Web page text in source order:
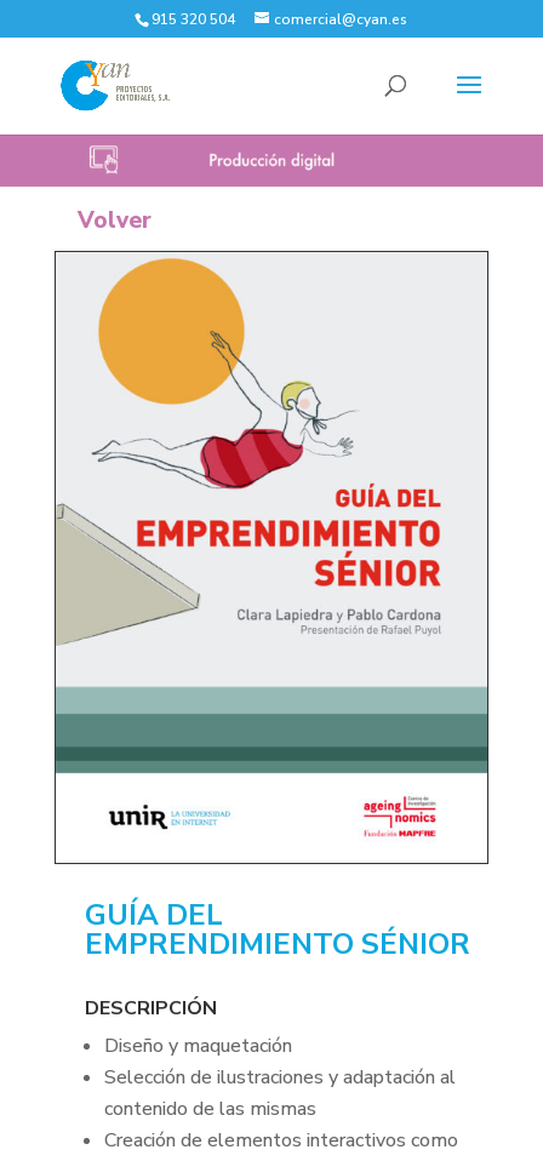
915 320 504 comercial@cyan.es
Volver
GUÍA DEL
EMPRENDIMIENTO SÉNIOR
DESCRIPCIÓN
Diseño y maquetación
Selección de ilustraciones y adaptación al
contenido de las mismas
Creación de elementos interactivos como